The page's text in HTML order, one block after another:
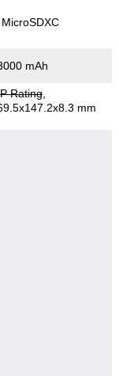
MicroSDXC
mAh
Rating,
mm